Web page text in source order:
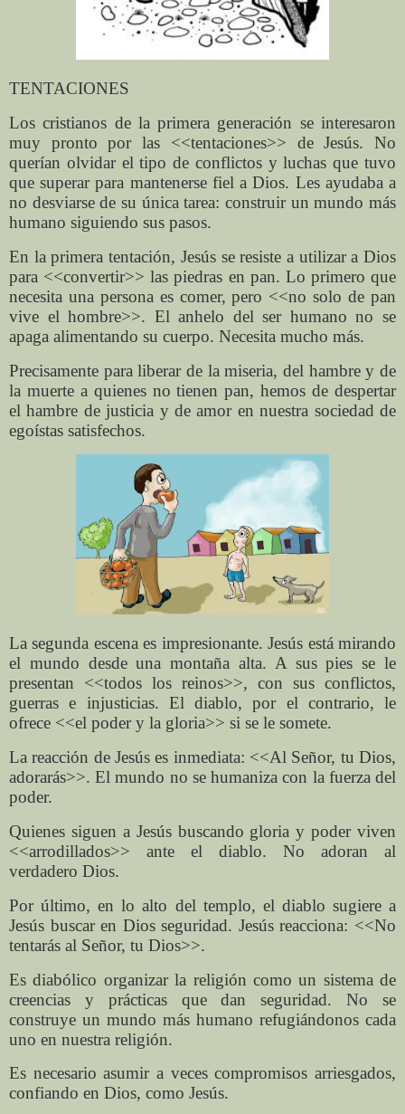
TENTACIONES
Los cristianos de la primera generación se interesaron
muy pronto por las <<tentaciones>> de Jesús. No
querían olvidar el tipo de conflictos y luchas que tuvo
que superar para mantenerse fiel a Dios. Les ayudaba a
no desviarse de su única tarea: construir un mundo más
humano siguiendo sus pasos.
En la primera tentación, Jesús se resiste a utilizar a Dios
para <<convertir>> las piedras en pan. Lo primero que
necesita una persona es comer, pero <<no solo de pan
vive el hombre>>. El anhelo del ser humano no se
apaga alimentando su cuerpo. Necesita mucho más.
Precisamente para liberar de la miseria, del hambre y de
la muerte a quienes no tienen pan, hemos de despertar
el hambre de justicia y de amor en nuestra sociedad de
egoístas satisfechos.
La segunda escena es impresionante. Jesús está mirando
el mundo desde una montaña alta. A sus pies se le
presentan <<todos los reinos>>, con sus conflictos,
guerras e injusticias. El diablo, por el contrario, le
ofrece <<el poder y la gloria>> si se le somete.
La reacción de Jesús es inmediata: <<Al Señor, tu Dios,
adorarás>>. El mundo no se humaniza con la fuerza del
poder.
Quienes siguen a Jesús buscando gloria y poder viven
<<arrodillados>> ante el diablo. No adoran al
verdadero Dios.
Por último, en lo alto del templo, el diablo sugiere a
Jesús buscar en Dios seguridad. Jesús reacciona: <<No
tentarás al Señor, tu Dios>>.
Es diabólico organizar la religión como un sistema de
creencias y prácticas que dan seguridad. No se
construye un mundo más humano refugiándonos cada
uno en nuestra religión.
Es necesario asumir a veces compromisos arriesgados,
confiando en Dios, como Jesús.